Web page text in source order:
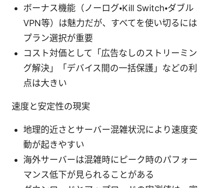
ボーナス機能（ノーログ・Kill Switch・ダブル
VPN等）は魅力だが、すべてを使い切るには
プラン選択が重要
コスト対価として「広告なしのストリーミン
グ解決」「デバイス間の一括保護」などの利
点は大きい
速度と安定性の現実
地理的近さとサーバー混雑状況により速度変
動が起きやすい
海外サーバーは混雑時にピーク時のパフォー
マンス低下が見られることがある